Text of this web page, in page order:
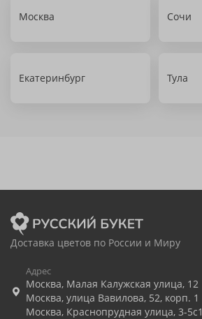
Москва Сочи
Екатеринбург Тула
Доставка цветов по России и Миру
Адрес
Москва, Малая Калужская улица, 12
Москва, улица Вавилова, 52, корп. 1
Москва, Краснопрудная улица, 3-5с1